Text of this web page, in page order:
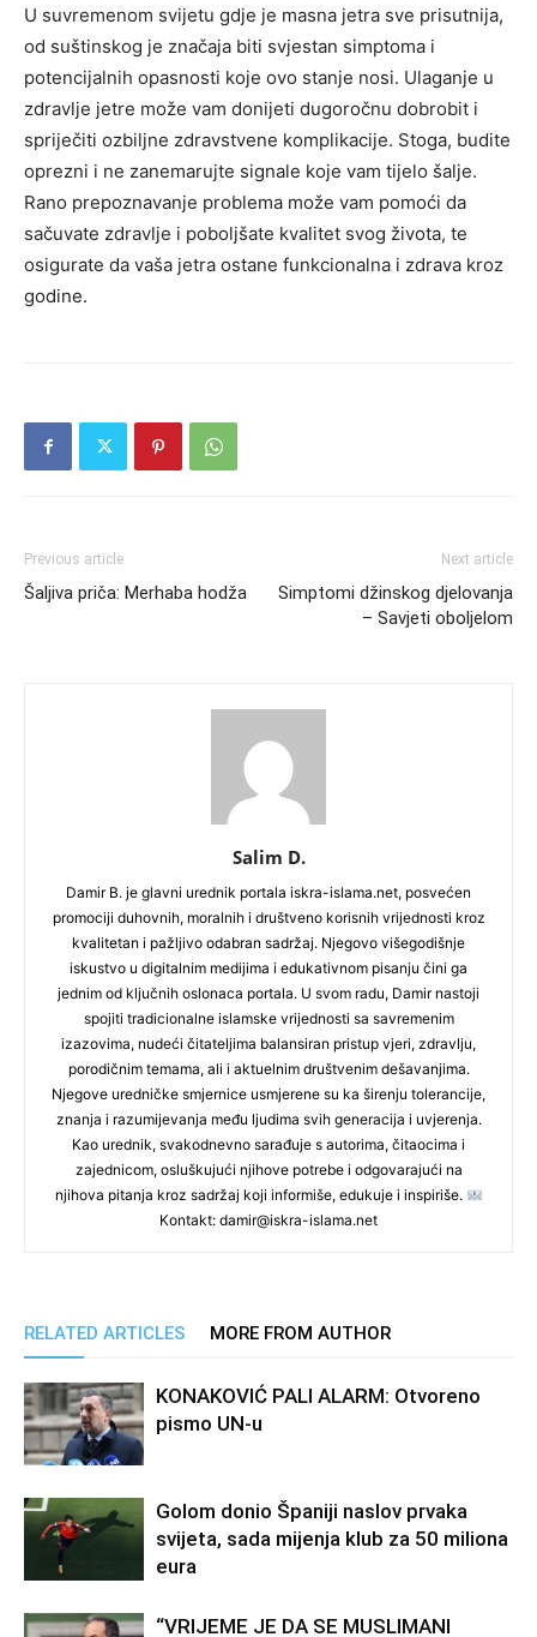
U suvremenom svijetu gdje je masna jetra sve prisutnija,
od suštinskog je značaja biti svjestan simptoma i
potencijalnih opasnosti koje ovo stanje nosi. Ulaganje u
zdravlje jetre može vam donijeti dugoročnu dobrobit i
spriječiti ozbiljne zdravstvene komplikacije. Stoga, budite
oprezni i ne zanemarujte signale koje vam tijelo šalje.
Rano prepoznavanje problema može vam pomoći da
sačuvate zdravlje i poboljšate kvalitet svog života, te
osigurate da vaša jetra ostane funkcionalna i zdrava kroz
godine.
Previous article
Šaljiva priča: Merhaba hodža
Next article
Simptomi džinskog djelovanja
– Savjeti oboljelom
Salim D.
Damir B. je glavni urednik portala iskra-islama.net, posvećen
promociji duhovnih, moralnih i društveno korisnih vrijednosti kroz
kvalitetan i pažljivo odabran sadržaj. Njegovo višegodišnje
iskustvo u digitalnim medijima i edukativnom pisanju čini ga
jednim od ključnih oslonaca portala. U svom radu, Damir nastoji
spojiti tradicionalne islamske vrijednosti sa savremenim
izazovima, nudeći čitateljima balansiran pristup vjeri, zdravlju,
porodičnim temama, ali i aktuelnim društvenim dešavanjima.
Njegove uredničke smjernice usmjerene su ka širenju tolerancije,
znanja i razumijevanja među ljudima svih generacija i uvjerenja.
Kao urednik, svakodnevno sarađuje s autorima, čitaocima i
zajednicom, osluškujući njihove potrebe i odgovarajući na
njihova pitanja kroz sadržaj koji informiše, edukuje i inspiriše.
Kontakt: damir@iskra-islama.net
RELATED ARTICLES MORE FROM AUTHOR
KONAKOVIĆ PALI ALARM: Otvoreno
pismo UN-u
Golom donio Španiji naslov prvaka
svijeta, sada mijenja klub za 50 miliona
eura
“VRIJEME JE DA SE MUSLIMANI